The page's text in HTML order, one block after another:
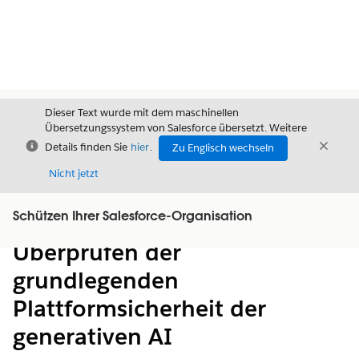
Schließen
Dieser Text wurde mit dem maschinellen
Übersetzungssystem von Salesforce übersetzt. Weitere
Details finden Sie hier.
Zu Englisch wechseln
Nicht jetzt
Schützen Ihrer Salesforce-Organisation
Inhalt anzeigen
Inhalt
Überprüfen der
grundlegenden
Plattformsicherheit der
generativen AI